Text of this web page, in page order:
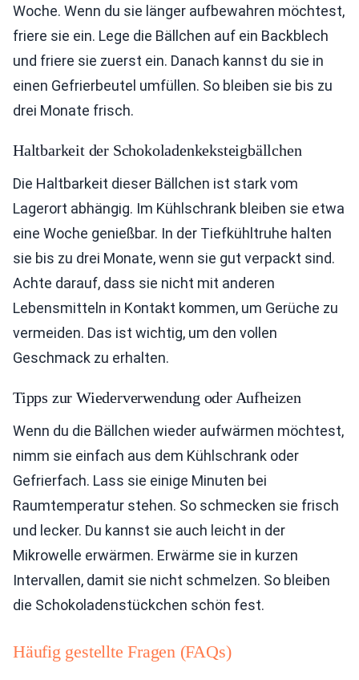
Woche. Wenn du sie länger aufbewahren möchtest,
friere sie ein. Lege die Bällchen auf ein Backblech
und friere sie zuerst ein. Danach kannst du sie in
einen Gefrierbeutel umfüllen. So bleiben sie bis zu
drei Monate frisch.
Haltbarkeit der Schokoladenkeksteigbällchen
Die Haltbarkeit dieser Bällchen ist stark vom
Lagerort abhängig. Im Kühlschrank bleiben sie etwa
eine Woche genießbar. In der Tiefkühltruhe halten
sie bis zu drei Monate, wenn sie gut verpackt sind.
Achte darauf, dass sie nicht mit anderen
Lebensmitteln in Kontakt kommen, um Gerüche zu
vermeiden. Das ist wichtig, um den vollen
Geschmack zu erhalten.
Tipps zur Wiederverwendung oder Aufheizen
Wenn du die Bällchen wieder aufwärmen möchtest,
nimm sie einfach aus dem Kühlschrank oder
Gefrierfach. Lass sie einige Minuten bei
Raumtemperatur stehen. So schmecken sie frisch
und lecker. Du kannst sie auch leicht in der
Mikrowelle erwärmen. Erwärme sie in kurzen
Intervallen, damit sie nicht schmelzen. So bleiben
die Schokoladenstückchen schön fest.
Häufig gestellte Fragen (FAQs)